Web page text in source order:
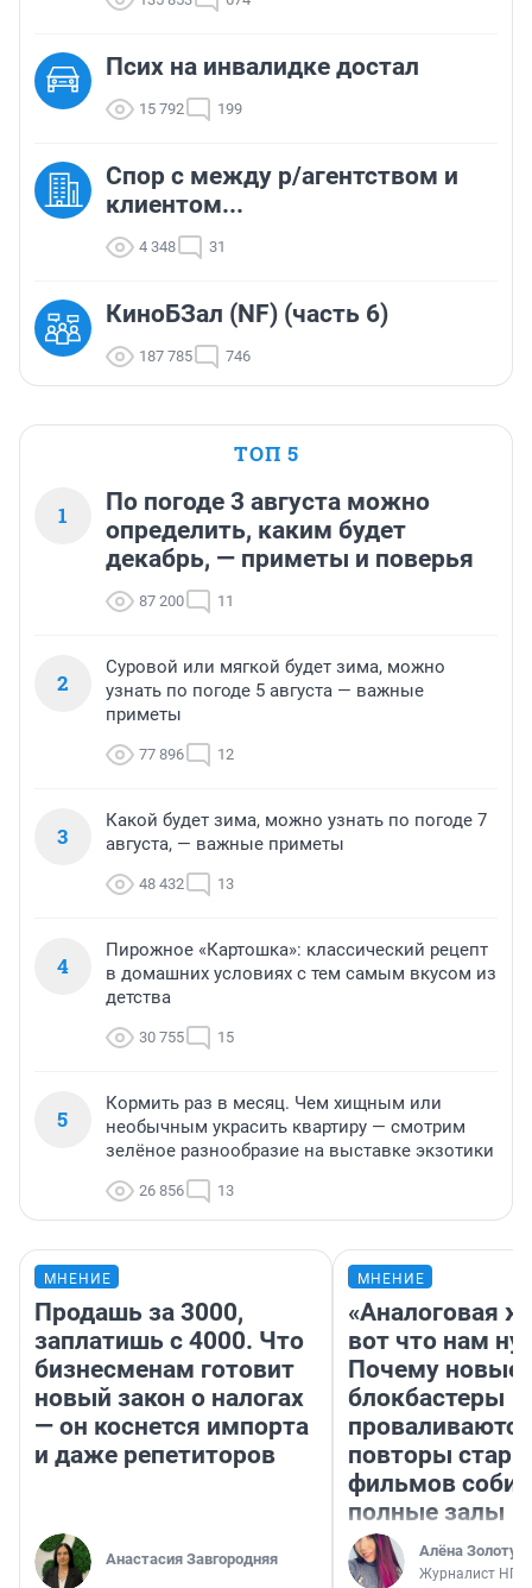
Псих на инвалидке достал
15 792 199
Спор с между р/агентством и
клиентом...
4 348 31
КиноБЗал (NF) (часть 6)
187 785 746
ТОП 5
1
По погоде 3 августа можно
определить, каким будет
декабрь, — приметы и поверья
87 200 11
2
Суровой или мягкой будет зима, можно
узнать по погоде 5 августа — важные
приметы
77 896 12
3
Какой будет зима, можно узнать по погоде 7
августа, — важные приметы
48 432 13
4
Пирожное «Картошка»: классический рецепт
в домашних условиях с тем самым вкусом из
детства
30 755 15
5
Кормить раз в месяц. Чем хищным или
необычным украсить квартиру — смотрим
зелёное разнообразие на выставке экзотики
26 856 13
МНЕНИЕ
Продашь за 3000,
заплатишь с 4000. Что
бизнесменам готовит
новый закон о налогах
— он коснется импорта
и даже репетиторов
Анастасия Завгородняя
МНЕНИЕ
«Аналоговая
вот что нам
Почему новые
блокбастеры
повторы
фильмов
полные залы
Алёна
Журналист НГС